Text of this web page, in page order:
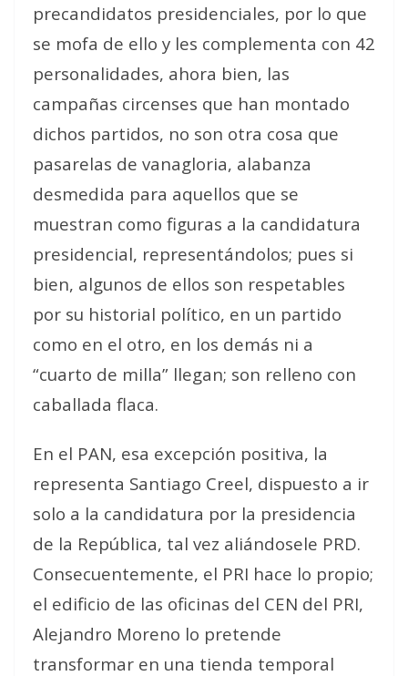
precandidatos presidenciales, por lo que
se mofa de ello y les complementa con 42
personalidades, ahora bien, las
campañas circenses que han montado
dichos partidos, no son otra cosa que
pasarelas de vanagloria, alabanza
desmedida para aquellos que se
muestran como figuras a la candidatura
presidencial, representándolos; pues si
bien, algunos de ellos son respetables
por su historial político, en un partido
como en el otro, en los demás ni a
“cuarto de milla” llegan; son relleno con
caballada flaca.
En el PAN, esa excepción positiva, la
representa Santiago Creel, dispuesto a ir
solo a la candidatura por la presidencia
de la República, tal vez aliándosele PRD.
Consecuentemente, el PRI hace lo propio;
el edificio de las oficinas del CEN del PRI,
Alejandro Moreno lo pretende
transformar en una tienda temporal